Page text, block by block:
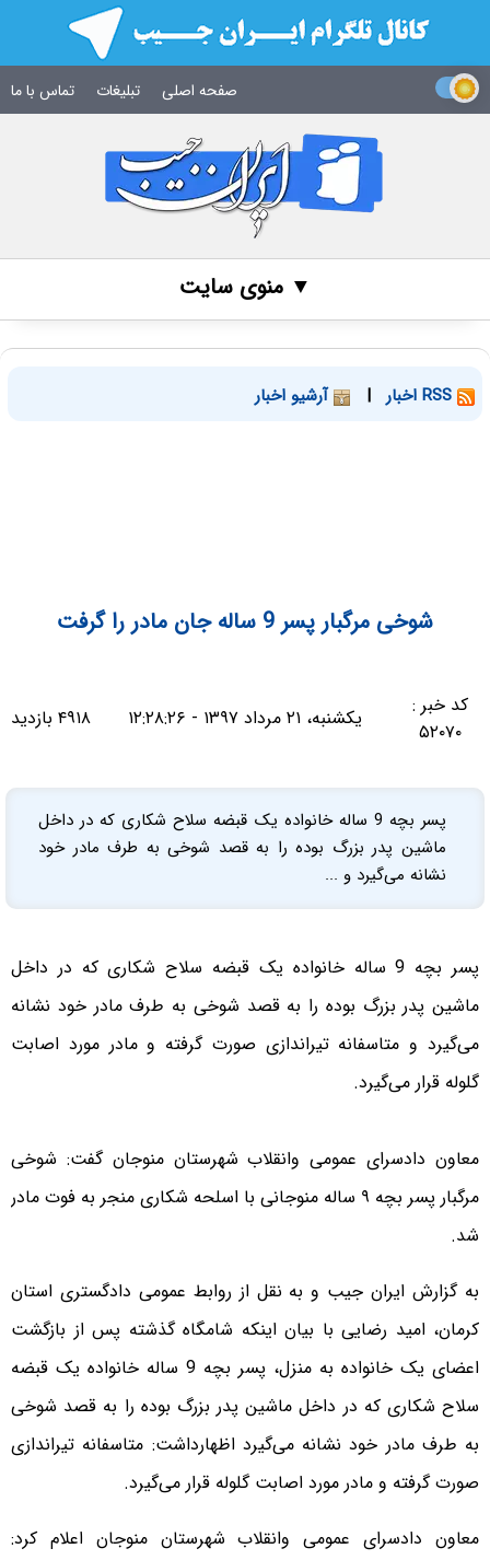
صفحه اصلی تبلیغات تماس با ما
▼ منوی سایت
| آرشیو اخبار
شوخی مرگبار پسر 9 ساله جان مادر را گرفت
کد خبر :
۵۲۰۷۰
یکشنبه، ۲۱ مرداد ۱۳۹۷ - ۱۲:۲۸:۲۶ ۴۹۱۸ بازدید
پسر بچه 9 ساله خانواده یک قبضه سلاح شکاری که در داخل
ماشین پدر بزرگ بوده را به قصد شوخی به طرف مادر خود
نشانه می‌گیرد و ...
پسر بچه 9 ساله خانواده یک قبضه سلاح شکاری که در داخل
ماشین پدر بزرگ بوده را به قصد شوخی به طرف مادر خود نشانه
می‌گیرد و متاسفانه تیراندازی صورت گرفته و مادر مورد اصابت
گلوله قرار می‌گیرد.
معاون دادسرای عمومی وانقلاب شهرستان منوجان گفت: شوخی
مرگبار پسر بچه ۹ ساله منوجانی با اسلحه شکاری منجر به فوت مادر
شد.
به گزارش ایران جیب و به نقل از روابط عمومی دادگستری استان
کرمان، امید رضایی با بیان اینکه شامگاه گذشته پس از بازگشت
اعضای یک خانواده به منزل، پسر بچه 9 ساله خانواده یک قبضه
سلاح شکاری که در داخل ماشین پدر بزرگ بوده را به قصد شوخی
به طرف مادر خود نشانه می‌گیرد اظهارداشت: متاسفانه تیراندازی
صورت گرفته و مادر مورد اصابت گلوله قرار می‌گیرد.
معاون دادسرای عمومی وانقلاب شهرستان منوجان اعلام کرد: